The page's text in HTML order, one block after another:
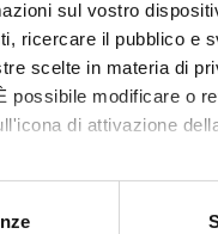
sul vostro
ricercare il pubblico e
scelte in materia di
possibile modificare o
di attivazione
geografica, con